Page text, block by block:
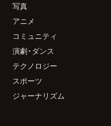
写真
アニメ
コミュニティ
演劇・ダンス
テクノロジー
スポーツ
ジャーナリズム